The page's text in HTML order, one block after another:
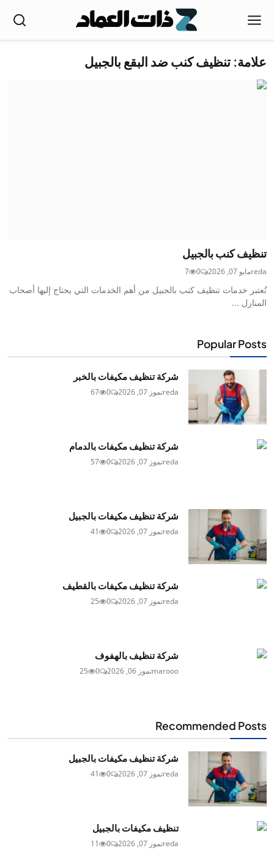
علامة: تنظيف كنب ضد البقع بالجبيل
تنظيف كنب بالجبيل
redaمايو 07, 2026 0
7
تُعتبر خدمات تنظيف كنب بالجبيل من أهم الخدمات التي يحتاج إليها أصحاب
المنازل ...
Popular Posts
شركة تنظيف مكيفات بالخبر
redaتموز 07, 2026 0
67
شركة تنظيف مكيفات بالدمام
redaتموز 07, 2026 0
57
شركة تنظيف مكيفات بالجبيل
redaتموز 07, 2026 0
41
شركة تنظيف مكيفات بالقطيف
redaتموز 07, 2026 0
25
شركة تنظيف بالهفوف
maroooتموز 06, 2026 0
25
Recommended Posts
شركة تنظيف مكيفات بالجبيل
redaتموز 07, 2026 0
41
تنظيف مكيفات بالجبيل
redaتموز 07, 2026 0
11